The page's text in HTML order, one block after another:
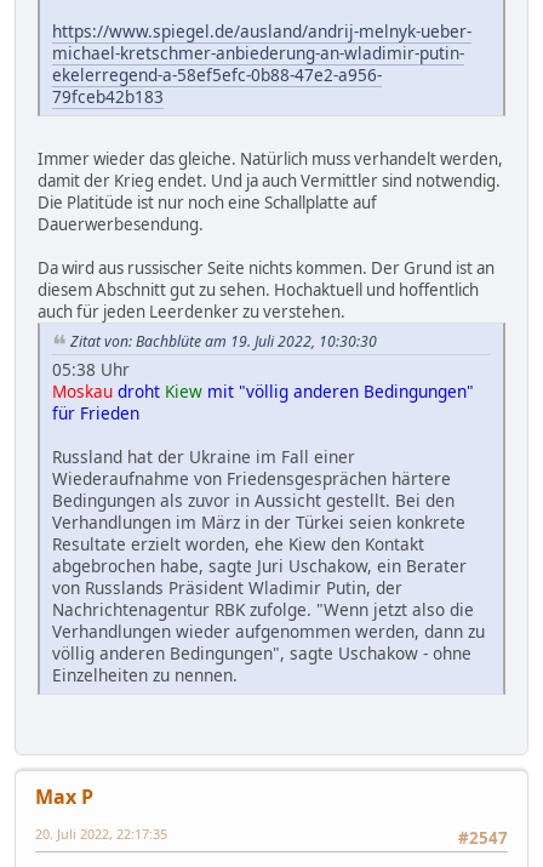
https://www.spiegel.de/ausland/andrij-melnyk-ueber-
michael-kretschmer-anbiederung-an-wladimir-putin-
ekelerregend-a-58ef5efc-0b88-47e2-a956-
79fceb42b183
Immer wieder das gleiche. Natürlich muss verhandelt werden,
damit der Krieg endet. Und ja auch Vermittler sind notwendig.
Die Platitüde ist nur noch eine Schallplatte auf
Dauerwerbesendung.
Da wird aus russischer Seite nichts kommen. Der Grund ist an
diesem Abschnitt gut zu sehen. Hochaktuell und hoffentlich
auch für jeden Leerdenker zu verstehen.
Zitat von: Bachblüte am 19. Juli 2022, 10:30:30
05:38 Uhr
Moskau droht Kiew mit "völlig anderen Bedingungen"
für Frieden
Russland hat der Ukraine im Fall einer
Wiederaufnahme von Friedensgesprächen härtere
Bedingungen als zuvor in Aussicht gestellt. Bei den
Verhandlungen im März in der Türkei seien konkrete
Resultate erzielt worden, ehe Kiew den Kontakt
abgebrochen habe, sagte Juri Uschakow, ein Berater
von Russlands Präsident Wladimir Putin, der
Nachrichtenagentur RBK zufolge. "Wenn jetzt also die
Verhandlungen wieder aufgenommen werden, dann zu
völlig anderen Bedingungen", sagte Uschakow - ohne
Einzelheiten zu nennen.
Max P
#2547
20. Juli 2022, 22:17:35